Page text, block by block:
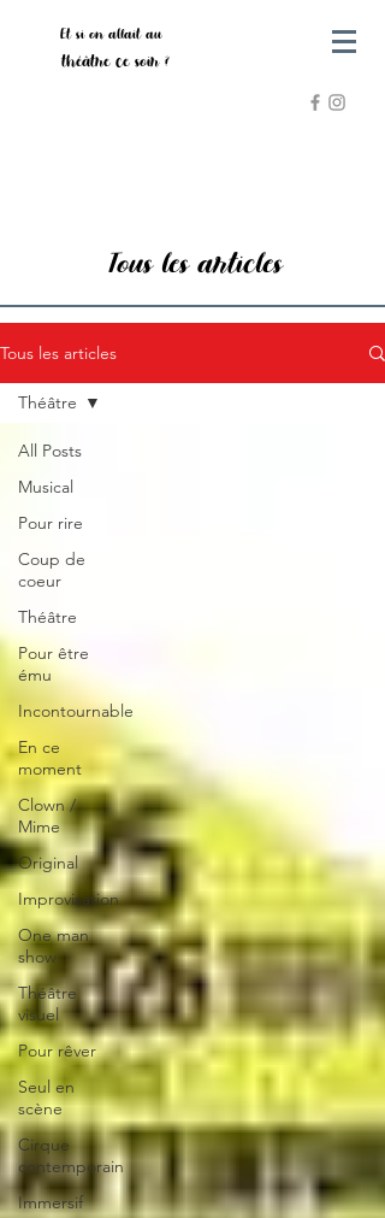
Et si on allait au
théâtre ce soir ?
Tous les articles
Tous les articles
All Posts
Musical
Pour rire
Coup de
coeur
Théâtre
Pour être
ému
Incontournable
En ce
moment
Clown /
Mime
Original
Improvisation
One man
show
Théâtre
visuel
Pour rêver
Seul en
scène
Cirque
contemporain
Immersif
Théâtre